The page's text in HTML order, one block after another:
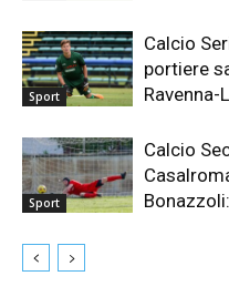
Sport
Calcio
portiere
Ravenna-
Sport
Calcio